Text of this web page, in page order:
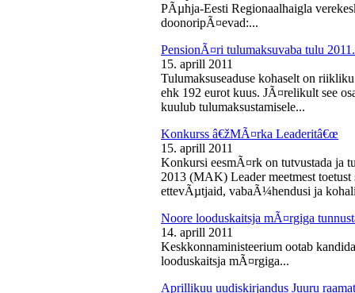
PÃµhja-Eesti Regionaalhaigla
doonoripÃ¤evad:...
PensionÃ¤ri tulumaksuvaba tulu
15. aprill 2011
Tulumaksuseaduse kohaselt on
ehk 192 eurot kuus. JÃ¤relikult see
kuulub tulumaksustamisele...
Konkurss â€žMÃ¤rka Leaderitâ€œ
15. aprill 2011
Konkursi eesmÃ¤rk on tutvustada ja
2013 (MAK) Leader meetmest
ettevÃµtjaid, vabaÃ¼hendusi ja
Noore looduskaitsja mÃ¤rgiga
14. aprill 2011
Keskkonnaministeerium ootab
looduskaitsja mÃ¤rgiga...
Aprillikuu uudiskirjandus Juuru